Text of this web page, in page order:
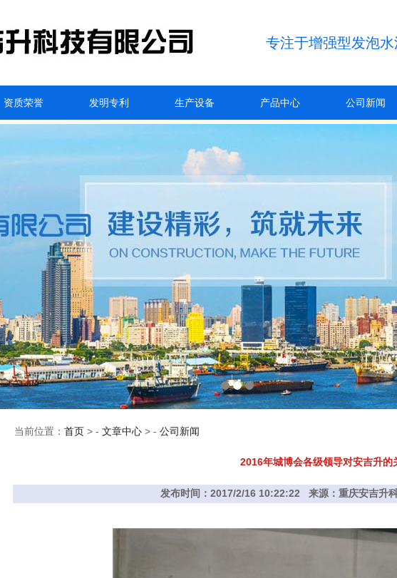
专注于增强型发泡
资质荣誉 发明专利 生产设备 产品中心 公司新闻
当前位置： 首页 > - 文章中心 > - 公司新闻
2016年城博会各级领导对安吉升的
发布时间：2017/2/16 10:22:22 来源：重庆安吉升